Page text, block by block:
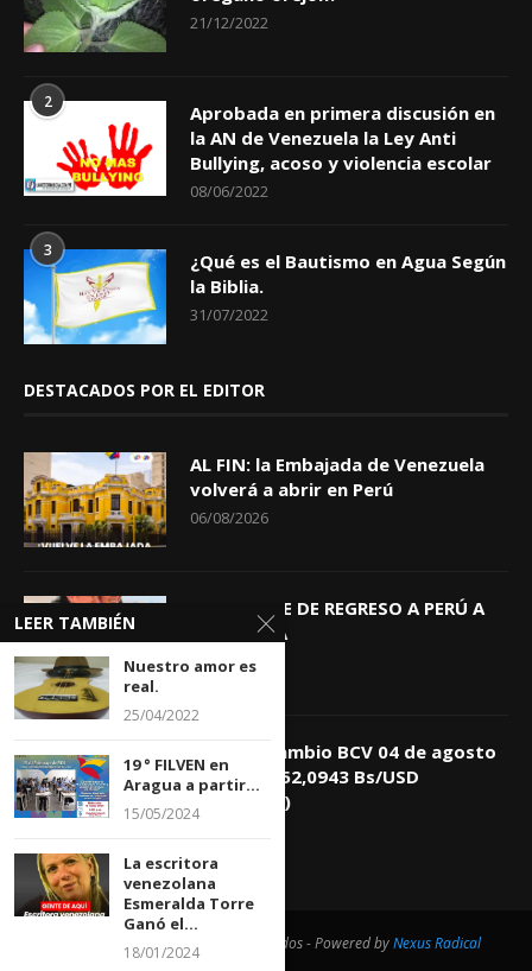
21/12/2022
2
Aprobada en primera discusión en
la AN de Venezuela la Ley Anti
Bullying, acoso y violencia escolar
08/06/2022
3
¿Qué es el Bautismo en Agua Según
la Biblia.
31/07/2022
DESTACADOS POR EL EDITOR
AL FIN: la Embajada de Venezuela
volverá a abrir en Perú
06/08/2026
KEIKO TRAE DE REGRESO A PERÚ A
GIOVANNA
04/08/2026
Tasa de Cambio BCV 04 de agosto
de 2026: 752,0943 Bs/USD
(+0,4418%)
@2021 - Todos los derechos reservados - Powered byNexus Radical
LEER TAMBIÉN
Nuestro amor es
real.
25/04/2022
19 ° FILVEN en
Aragua a partir...
15/05/2024
La escritora
venezolana
Esmeralda Torre
Ganó el...
18/01/2024